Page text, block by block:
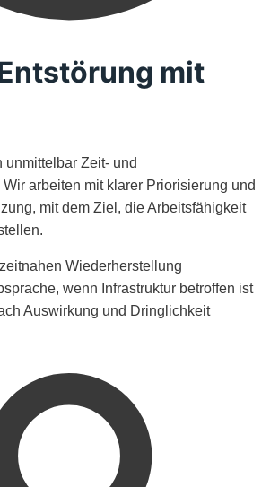
mit
Zeit- und
arbeiten mit klarer Priorisierung und
mit dem Ziel, die Arbeitsfähigkeit
Wiederherstellung
wenn Infrastruktur betroffen ist
Auswirkung und Dringlichkeit